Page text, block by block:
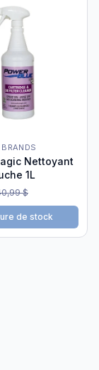
BRANDS
Nettoyant
1L
$
de stock